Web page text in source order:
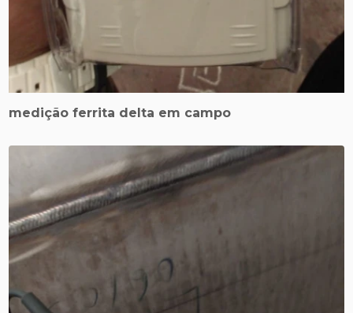
medição ferrita delta em campo